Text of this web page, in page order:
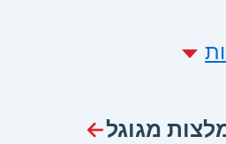
מגוגל